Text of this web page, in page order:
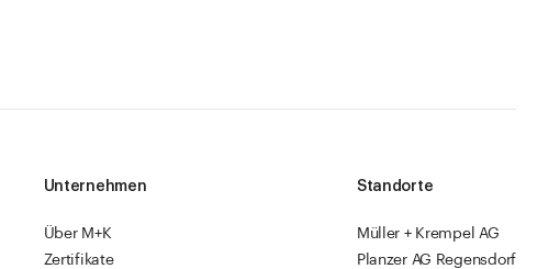
Unternehmen
Über M+K
Zertifikate
Standorte
Müller + Krempel AG
Planzer AG Regensdorf